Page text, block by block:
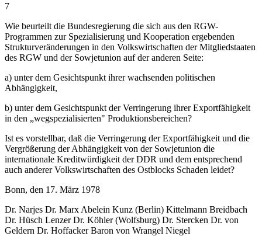
7
Wie beurteilt die Bundesregierung die sich aus den RGW-
Programmen zur Spezialisierung und Kooperation ergebenden
Strukturveränderungen in den Volkswirtschaften der Mitgliedstaaten
des RGW und der Sowjetunion auf der anderen Seite:
a) unter dem Gesichtspunkt ihrer wachsenden politischen
Abhängigkeit,
b) unter dem Gesichtspunkt der Verringerung ihrer Exportfähigkeit
in den „wegspezialisierten" Produktionsbereichen?
Ist es vorstellbar, daß die Verringerung der Exportfähigkeit und die
Vergrößerung der Abhängigkeit von der Sowjetunion die
internationale Kreditwürdigkeit der DDR und dem entsprechend
auch anderer Volkswirtschaften des Ostblocks Schaden leidet?
Bonn, den 17. März 1978
Dr. Narjes Dr. Marx Abelein Kunz (Berlin) Kittelmann Breidbach
Dr. Hüsch Lenzer Dr. Köhler (Wolfsburg) Dr. Stercken Dr. von
Geldern Dr. Hoffacker Baron von Wrangel Niegel